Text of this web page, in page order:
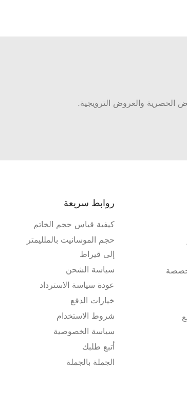
روابط سريعة
كيفية قياس حجم الخاتم
حجم الموسانيت بالملليمتر
إلى قيراط
سياسة الشحن
عودة سياسة الاسترداد
خيارات الدفع
شروط الاستخدام
سياسة الخصوصية
أتبع طلبك
الجملة بالجملة